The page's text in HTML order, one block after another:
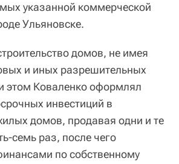
указанной коммерческой
Ульяновске.
домов, не имея
и иных разрешительных
этом Коваленко оформлял
инвестиций в
домов, продавая одни и те
семь раз, после чего
по собственному